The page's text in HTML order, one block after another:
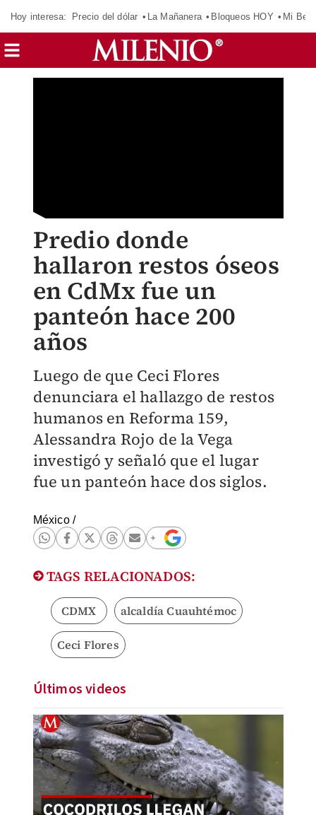
Hoy interesa: Precio del dólar La Mañanera Bloqueos HOY Mi
Predio donde
hallaron restos óseos
en CdMx fue un
panteón hace 200
años
Luego de que Ceci Flores
denunciara el hallazgo de restos
humanos en Reforma 159,
Alessandra Rojo de la Vega
investigó y señaló que el lugar
fue un panteón hace dos siglos.
México/
TAGS RELACIONADOS:
CDMX alcaldía Cuauhtémoc
Ceci Flores
Últimos videos